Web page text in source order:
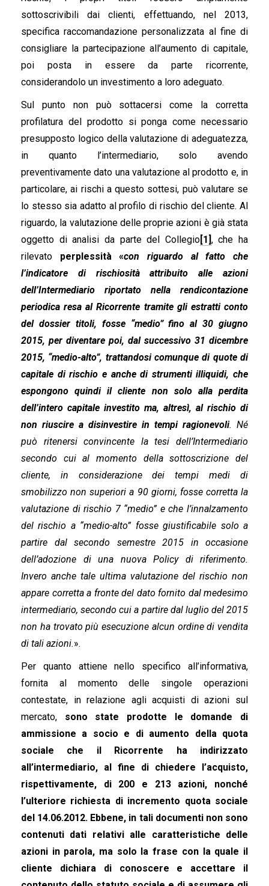
sottoscrivibili dai clienti, effettuando, nel 2013,
specifica raccomandazione personalizzata al fine di
consigliare la partecipazione all’aumento di capitale,
poi posta in essere da parte ricorrente,
considerandolo un investimento a loro adeguato.
Sul punto non può sottacersi come la corretta
profilatura del prodotto si ponga come necessario
presupposto logico della valutazione di adeguatezza,
in quanto l’intermediario, solo avendo
preventivamente dato una valutazione al prodotto e, in
particolare, ai rischi a questo sottesi, può valutare se
lo stesso sia adatto al profilo di rischio del cliente. Al
riguardo, la valutazione delle proprie azioni è già stata
oggetto di analisi da parte del Collegio[1], che ha
rilevato perplessità «con riguardo al fatto che
l’indicatore di rischiosità attribuito alle azioni
dell’Intermediario riportato nella rendicontazione
periodica resa al Ricorrente tramite gli estratti conto
del dossier titoli, fosse “medio” fino al 30 giugno
2015, per diventare poi, dal successivo 31 dicembre
2015, “medio-alto”, trattandosi comunque di quote di
capitale di rischio e anche di strumenti illiquidi, che
espongono quindi il cliente non solo alla perdita
dell’intero capitale investito ma, altresì, al rischio di
non riuscire a disinvestire in tempi ragionevoli. Né
può ritenersi convincente la tesi dell’Intermediario
secondo cui al momento della sottoscrizione del
cliente, in considerazione dei tempi medi di
smobilizzo non superiori a 90 giorni, fosse corretta la
valutazione di rischio 7 “medio” e che l’innalzamento
del rischio a “medio-alto” fosse giustificabile solo a
partire dal secondo semestre 2015 in occasione
dell’adozione di una nuova Policy di riferimento.
Invero anche tale ultima valutazione del rischio non
appare corretta a fronte del dato fornito dal medesimo
intermediario, secondo cui a partire dal luglio del 2015
non ha trovato più esecuzione alcun ordine di vendita
di tali azioni.».
Per quanto attiene nello specifico all’informativa,
fornita al momento delle singole operazioni
contestate, in relazione agli acquisti di azioni sul
mercato, sono state prodotte le domande di
ammissione a socio e di aumento della quota
sociale che il Ricorrente ha indirizzato
all’intermediario, al fine di chiedere l’acquisto,
rispettivamente, di 200 e 213 azioni, nonché
l’ulteriore richiesta di incremento quota sociale
del 14.06.2012. Ebbene, in tali documenti non sono
contenuti dati relativi alle caratteristiche delle
azioni in parola, ma solo la frase con la quale il
cliente dichiara di conoscere e accettare il